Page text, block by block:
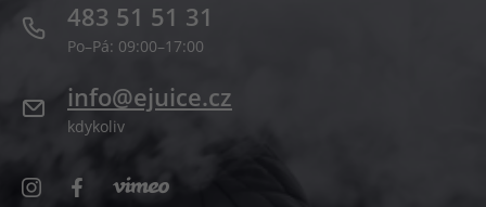
483 51 51 31
Po–Pá: 09:00–17:00
info@ejuice.cz
kdykoliv